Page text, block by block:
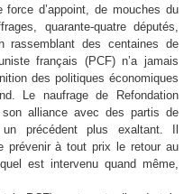
d’appoint, de mouches du
quarante-quatre députés,
rassemblant des centaines de
français (PCF) n’a jamais
des politiques économiques
Le naufrage de Refondation
alliance avec des partis de
précédent plus exaltant. Il
prévenir à tout prix le retour au
est intervenu quand même,